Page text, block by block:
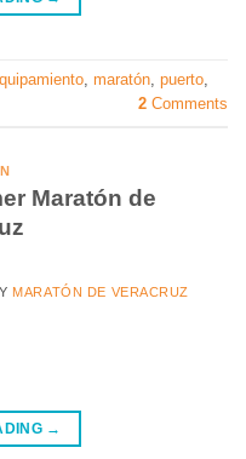
maratón puerto
2 Comments
Maratón de
MARATÓN DE VERACRUZ
→